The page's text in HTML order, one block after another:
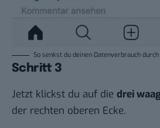
So senkst du deinen Datenverbrauch
Schritt 3
Jetzt klickst du auf die drei
der rechten oberen Ecke.